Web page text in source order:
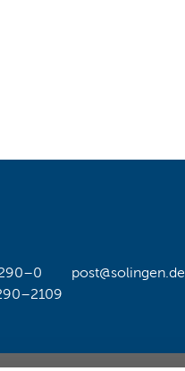
post@solingen.de